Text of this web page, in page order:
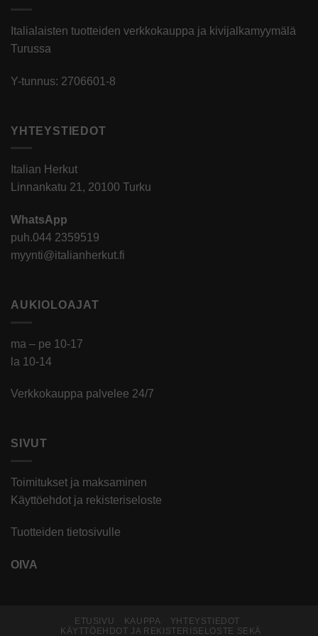
Italialaisten tuotteiden verkkokauppa ja kivijalkamyymälä
Turussa
Y-tunnus: 2706601-8
YHTEYSTIEDOT
Italian Herkut
Linnankatu 21, 20100 Turku
WhatsApp
puh.044 2359519
myynti@italianherkut.fi
AUKIOLOAJAT
ma – pe 10-17
la 10-14
Verkkokauppa palvelee 24/7
SIVUT
Toimitukset ja maksaminen
Käyttöehdot ja rekisteriseloste
Tuotteiden tietosivulle
OIVA
ETUSIVU KAUPPA
YHTEYSTIEDOT
KÄYTTÖEHDOT JA REKISTERISELOSTE SEKÄ